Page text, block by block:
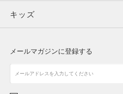
キッズ
アクセサリー
ボトムス
アクセサリー
トップス
シューズ
キッズ
メールマガジンに登録する